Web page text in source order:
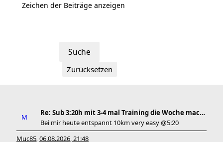
Zeichen der Beiträge anzeigen
Re: Sub 3:20h mit 3-4 mal Training die Woche machb
Bei mir heute entspannt 10km very easy @5:20
Muc85, 06.08.2026, 21:48